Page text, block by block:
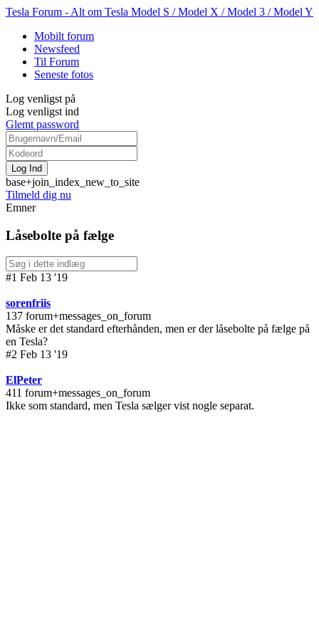
Tesla Forum - Alt om Tesla Model S / Model X / Model 3 / Model Y
Mobilt forum
Newsfeed
Til Forum
Seneste fotos
Log venligst på
Log venligst ind
Glemt password
base+join_index_new_to_site
Tilmeld dig nu
Emner
Låsebolte på fælge
#1 Feb 13 '19
sorenfriis
137 forum+messages_on_forum
Måske er det standard efterhånden, men er der låsebolte på fælge på
en Tesla?
#2 Feb 13 '19
ElPeter
411 forum+messages_on_forum
Ikke som standard, men Tesla sælger vist nogle separat.